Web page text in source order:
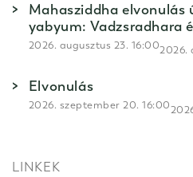
Mahasziddha
yabyum: Vadzsradhara
2026.
2026. augusztus 23. 16:00
Elvonulás
2026. szeptember 20. 16:00
LINKEK